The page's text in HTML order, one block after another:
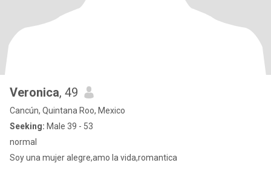
Veronica, 49
Cancún, Quintana Roo, Mexico
Seeking: Male 39 - 53
normal
Soy una mujer alegre,amo la vida,romantica